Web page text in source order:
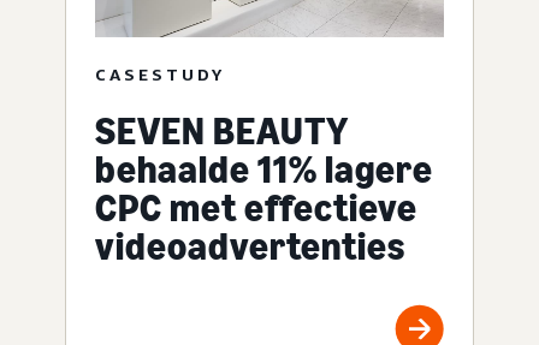
CASESTUDY
SEVEN BEAUTY
behaalde 11% lagere
CPC met effectieve
videoadvertenties